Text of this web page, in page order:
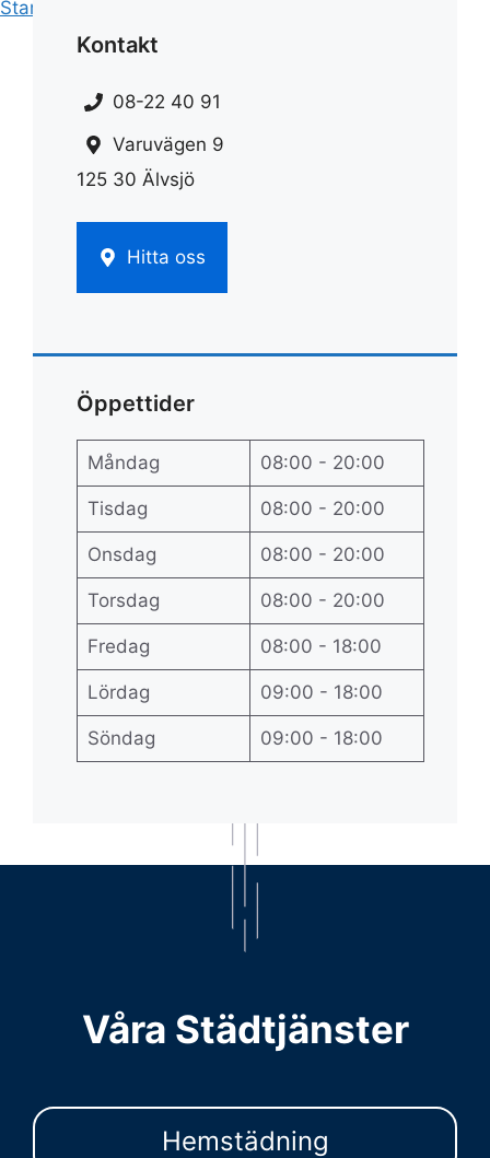
Start
Kontakt
08-22 40 91
Varuvägen 9
125 30 Älvsjö
Hitta oss
Öppettider
Måndag 08:00 - 20:00
Tisdag 08:00 - 20:00
Onsdag 08:00 - 20:00
Torsdag 08:00 - 20:00
Fredag 08:00 - 18:00
Lördag 09:00 - 18:00
Söndag 09:00 - 18:00
Våra Städtjänster
Hemstädning